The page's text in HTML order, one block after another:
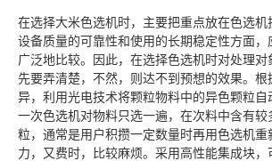
在选择大米色选机时，主要把重点放在色选机
设备质量的可靠性和使用的长期稳定性方面，
广泛地比较。因此，在选择色选机时对处理
先要弄清楚，不然，则达不到预想的效果。
异，利用光电技术将颗粒物料中的异色颗粒自
一次色选机对物料只选一遍，在次料中含有较
粒，通常是用户积攒一定数量时再用色选机重
力，又费时，比较麻烦。采用高性能集成块